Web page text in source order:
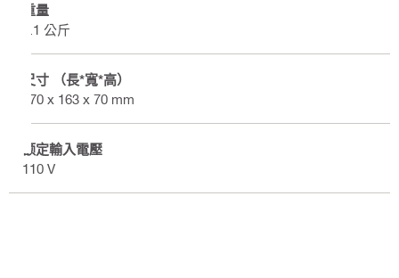
重量
1.1 公斤
尺寸 （長*寬*高）
170 x 163 x 70 mm
额定輸入電壓
110 V